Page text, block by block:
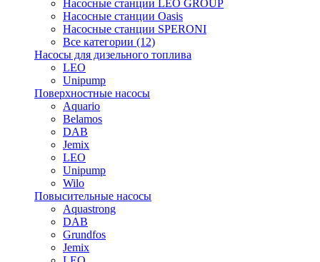
Насосные станции LEO GROUP
Насосные станции Oasis
Насосные станции SPERONI
Все категории (12)
Насосы для дизельного топлива
LEO
Unipump
Поверхностные насосы
Aquario
Belamos
DAB
Jemix
LEO
Unipump
Wilo
Повысительные насосы
Aquastrong
DAB
Grundfos
Jemix